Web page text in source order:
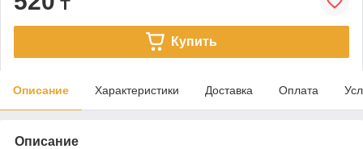
Купить
Описание Характеристики Доставка Оплата
Описание